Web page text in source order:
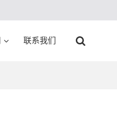
联系我们